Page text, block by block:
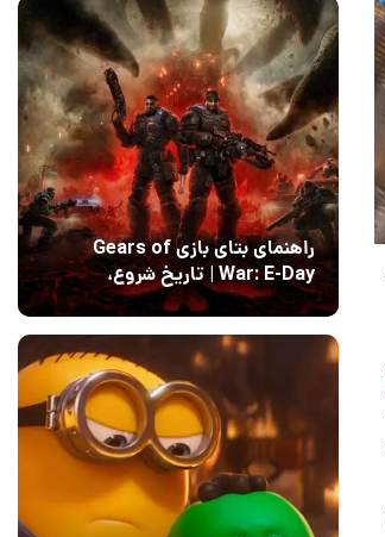
راهنمای بتای بازی Gears of
War: E-Day | تاریخ‌ شروع،
محتواها و نحوه دسترسی